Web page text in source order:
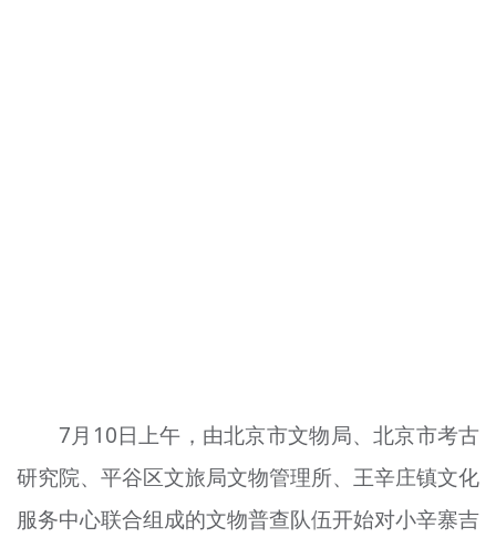
7月10日上午，由北京市文物局、北京市考古
研究院、平谷区文旅局文物管理所、王辛庄镇文化
服务中心联合组成的文物普查队伍开始对小辛寨吉